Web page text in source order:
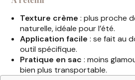
Texture crème : plus proche
naturelle, idéale pour l’été.
Application facile : se fait au
outil spécifique.
Pratique en sac : moins
bien plus transportable.